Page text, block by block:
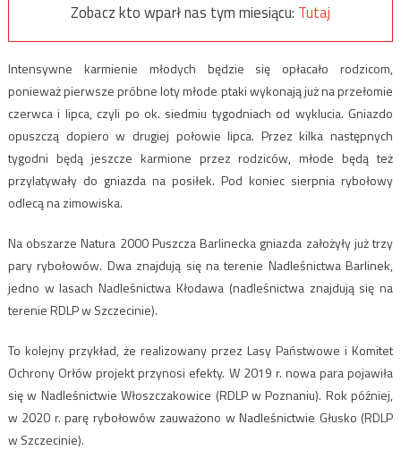
Zobacz kto wparł nas tym miesiącu: Tutaj
Intensywne karmienie młodych będzie się opłacało rodzicom,
ponieważ pierwsze próbne loty młode ptaki wykonają już na przełomie
czerwca i lipca, czyli po ok. siedmiu tygodniach od wyklucia. Gniazdo
opuszczą dopiero w drugiej połowie lipca. Przez kilka następnych
tygodni będą jeszcze karmione przez rodziców, młode będą też
przylatywały do gniazda na posiłek. Pod koniec sierpnia rybołowy
odlecą na zimowiska.
Na obszarze Natura 2000 Puszcza Barlinecka gniazda założyły już trzy
pary rybołowów. Dwa znajdują się na terenie Nadleśnictwa Barlinek,
jedno w lasach Nadleśnictwa Kłodawa (nadleśnictwa znajdują się na
terenie RDLP w Szczecinie).
To kolejny przykład, że realizowany przez Lasy Państwowe i Komitet
Ochrony Orłów projekt przynosi efekty. W 2019 r. nowa para pojawiła
się w Nadleśnictwie Włoszczakowice (RDLP w Poznaniu). Rok później,
w 2020 r. parę rybołowów zauważono w Nadleśnictwie Głusko (RDLP
w Szczecinie).